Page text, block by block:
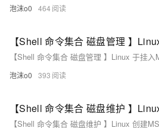
泡沫o0 464
泡沫o0 393